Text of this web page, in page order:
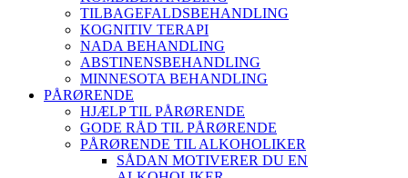
TILBAGEFALDSBEHANDLING
KOGNITIV TERAPI
NADA BEHANDLING
ABSTINENSBEHANDLING
MINNESOTA BEHANDLING
PÅRØRENDE
HJÆLP TIL PÅRØRENDE
GODE RÅD TIL PÅRØRENDE
PÅRØRENDE TIL ALKOHOLIKER
SÅDAN MOTIVERER DU EN